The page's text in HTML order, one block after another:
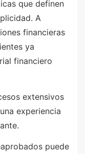
que definen
A
financieras
ya
financiero
extensivos
experiencia
puede